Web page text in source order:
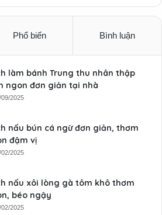
Phổ biến Bình luận
làm bánh Trung thu nhân thập
ngon đơn giản tại nhà
09/2025
nấu bún cá ngừ đơn giản, thơm
đậm vị
02/2025
nấu xôi lòng gà tôm khô thơm
béo ngậy
02/2025